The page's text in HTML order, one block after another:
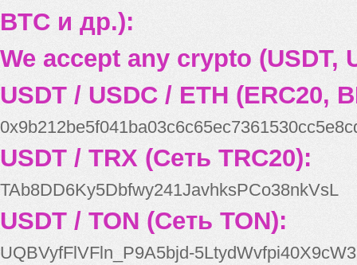
BTC и др.):
We accept any crypto (USDT,
USDT / USDC / ETH (ERC20,
USDT / TRX (Сеть TRC20):
TAb8DD6Ky5Dbfwy241JavhksPCo38nkVsL
USDT / TON (Сеть TON):
UQBVyfFlVFln_P9A5bjd-